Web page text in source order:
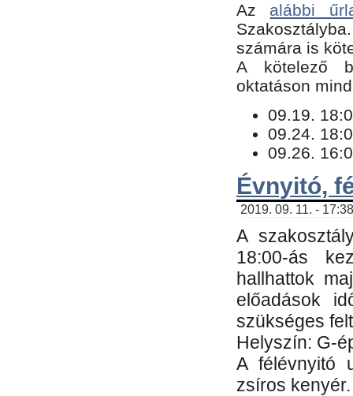
Az alábbi
számára is
​A kötelező
oktatáson
09.19.
09.24.
09.26.
Évnyitó,
2019. 09. 11. -
A
18:00-ás
hallhattok
előadások
szükséges
Helyszín: G-
A félévnyitó
zsíros kenyér.